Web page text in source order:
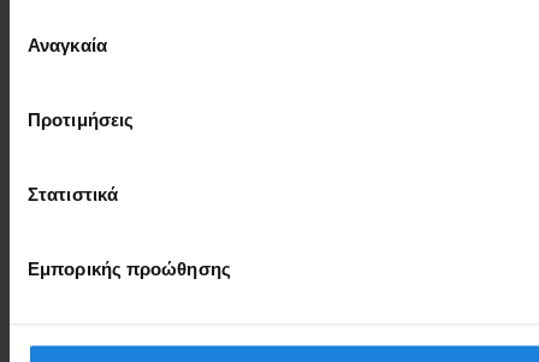
συγκατάθεσης
Αναγκαία
Προτιμήσεις
Στατιστικά
Εμπορικής προώθησης